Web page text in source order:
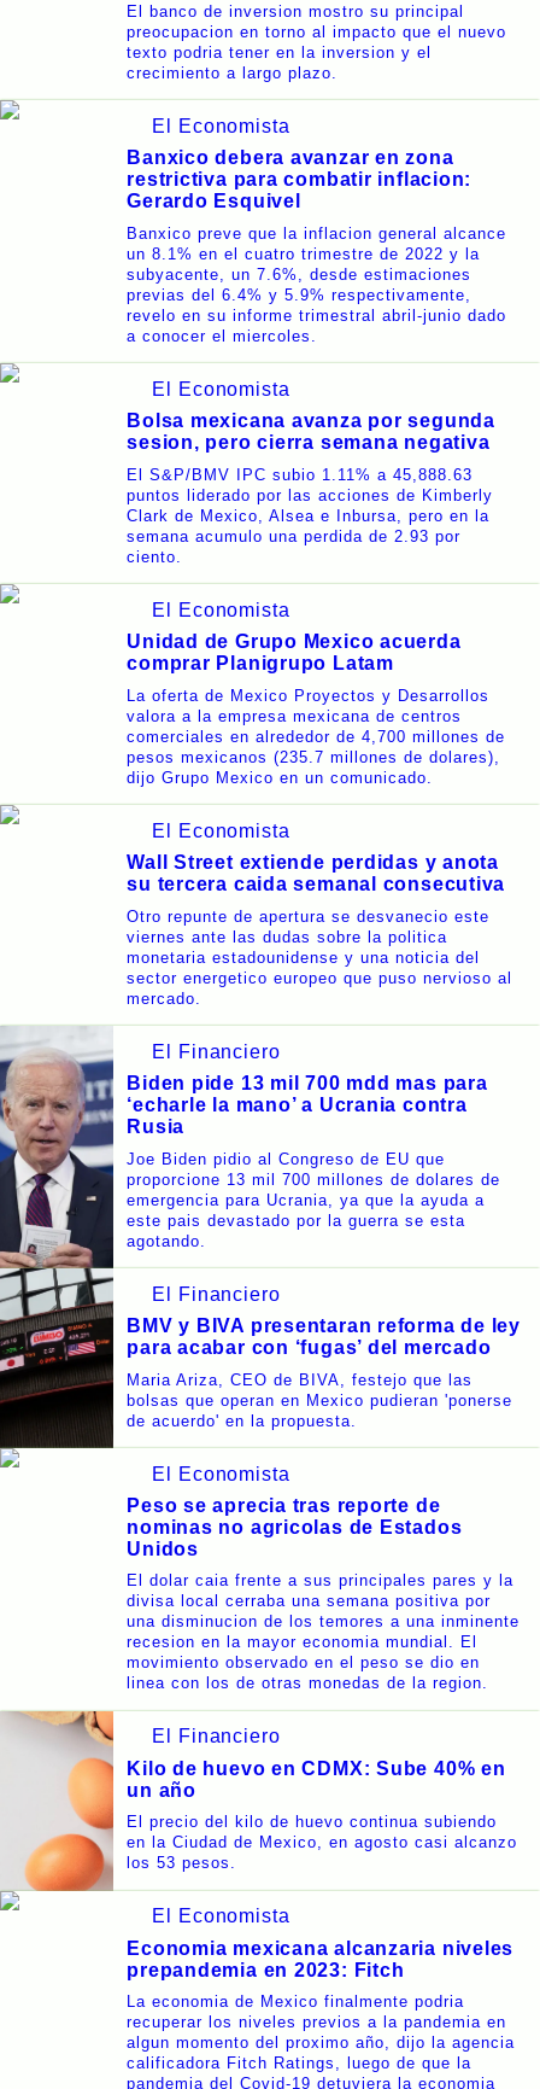
El banco de inversion mostro su principal
preocupacion en torno al impacto que el nuevo
texto podria tener en la inversion y el
crecimiento a largo plazo.
El Economista
Banxico debera avanzar en zona
restrictiva para combatir inflacion:
Gerardo Esquivel
Banxico preve que la inflacion general alcance
un 8.1% en el cuatro trimestre de 2022 y la
subyacente, un 7.6%, desde estimaciones
previas del 6.4% y 5.9% respectivamente,
revelo en su informe trimestral abril-junio dado
a conocer el miercoles.
El Economista
Bolsa mexicana avanza por segunda
sesion, pero cierra semana negativa
El S&P/BMV IPC subio 1.11% a 45,888.63
puntos liderado por las acciones de Kimberly
Clark de Mexico, Alsea e Inbursa, pero en la
semana acumulo una perdida de 2.93 por
ciento.
El Economista
Unidad de Grupo Mexico acuerda
comprar Planigrupo Latam
La oferta de Mexico Proyectos y Desarrollos
valora a la empresa mexicana de centros
comerciales en alrededor de 4,700 millones de
pesos mexicanos (235.7 millones de dolares),
dijo Grupo Mexico en un comunicado.
El Economista
Wall Street extiende perdidas y anota
su tercera caida semanal consecutiva
Otro repunte de apertura se desvanecio este
viernes ante las dudas sobre la politica
monetaria estadounidense y una noticia del
sector energetico europeo que puso nervioso al
mercado.
El Financiero
Biden pide 13 mil 700 mdd mas para
‘echarle la mano’ a Ucrania contra
Rusia
Joe Biden pidio al Congreso de EU que
proporcione 13 mil 700 millones de dolares de
emergencia para Ucrania, ya que la ayuda a
este pais devastado por la guerra se esta
agotando.
El Financiero
BMV y BIVA presentaran reforma de ley
para acabar con ‘fugas’ del mercado
Maria Ariza, CEO de BIVA, festejo que las
bolsas que operan en Mexico pudieran 'ponerse
de acuerdo' en la propuesta.
El Economista
Peso se aprecia tras reporte de
nominas no agricolas de Estados
Unidos
El dolar caia frente a sus principales pares y la
divisa local cerraba una semana positiva por
una disminucion de los temores a una inminente
recesion en la mayor economia mundial. El
movimiento observado en el peso se dio en
linea con los de otras monedas de la region.
El Financiero
Kilo de huevo en CDMX: Sube 40% en
un año
El precio del kilo de huevo continua subiendo
en la Ciudad de Mexico, en agosto casi alcanzo
los 53 pesos.
El Economista
Economia mexicana alcanzaria niveles
prepandemia en 2023: Fitch
La economia de Mexico finalmente podria
recuperar los niveles previos a la pandemia en
algun momento del proximo año, dijo la agencia
calificadora Fitch Ratings, luego de que la
pandemia del Covid-19 detuviera la economia